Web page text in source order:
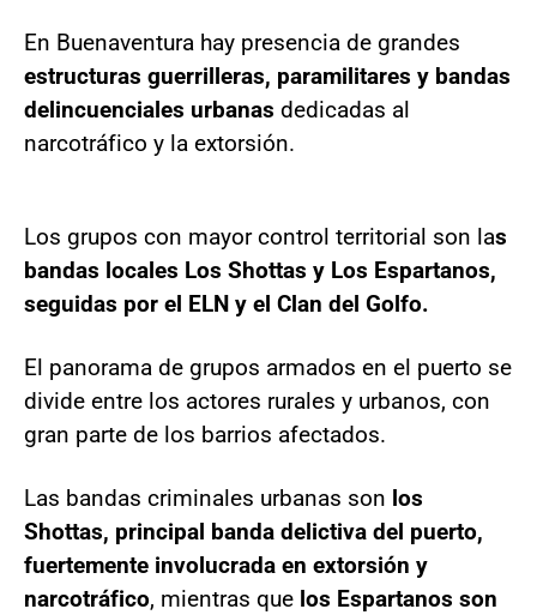
En Buenaventura hay presencia de grandes
estructuras guerrilleras, paramilitares y bandas
delincuenciales urbanas dedicadas al
narcotráfico y la extorsión.
Los grupos con mayor control territorial son las
bandas locales Los Shottas y Los Espartanos,
seguidas por el ELN y el Clan del Golfo.
El panorama de grupos armados en el puerto se
divide entre los actores rurales y urbanos, con
gran parte de los barrios afectados.
Las bandas criminales urbanas son los
Shottas, principal banda delictiva del puerto,
fuertemente involucrada en extorsión y
narcotráfico, mientras que los Espartanos son